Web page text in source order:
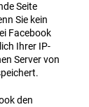
Seite
Sie kein
Facebook
Ihrer IP-
Server von
den